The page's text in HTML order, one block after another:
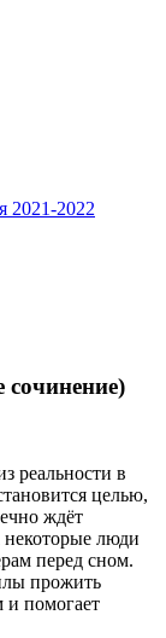
2021-2022
реальности в
целью,
ждёт
люди
перед сном.
прожить
помогает